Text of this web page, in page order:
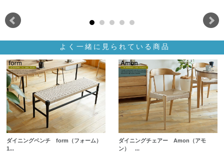
よく一緒に見られている商品
ダイニングベンチ form（フォーム）
1...
ダイニングチェアー Amon（アモ
ン） ...